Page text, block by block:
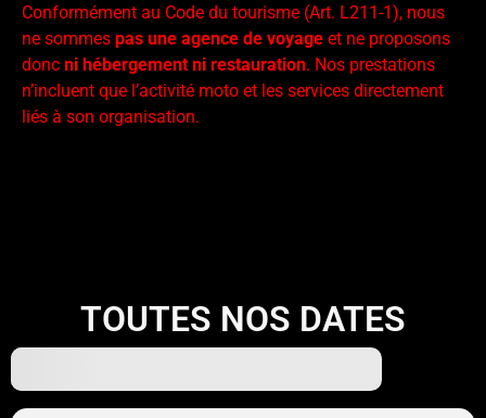
Conformément au Code du tourisme (Art. L211-1), nous
ne sommes pas une agence de voyage et ne proposons
donc ni hébergement ni restauration. Nos prestations
n’incluent que l’activité moto et les services directement
liés à son organisation.
TOUTES NOS DATES